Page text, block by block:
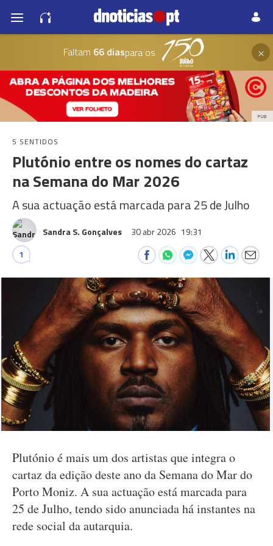
Faltam 66 diaspara os ×
PUB
5 SENTIDOS
Plutónio entre os nomes do cartaz
na Semana do Mar 2026
A sua actuação está marcada para 25 de Julho
Sandra S. Gonçalves 30 abr 2026 19:31
1
Plutónio é mais um dos artistas que integra o
cartaz da edição deste ano da Semana do Mar do
Porto Moniz. A sua actuação está marcada para
25 de Julho, tendo sido anunciada há instantes na
rede social da autarquia.